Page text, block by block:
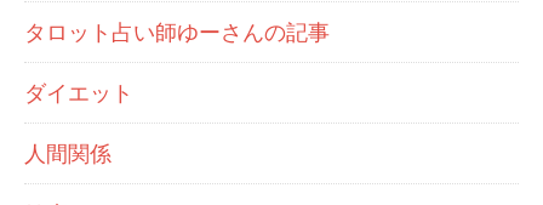
タロット占い師ゆーさんの記事
ダイエット
人間関係